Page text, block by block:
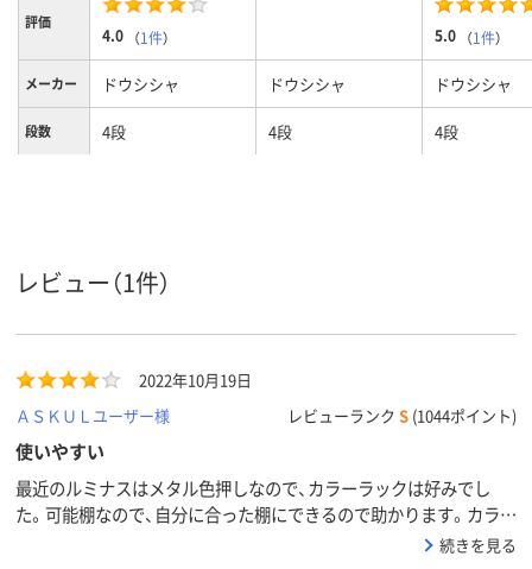
評価
4.0 （1件） 5.0 （1件）
メーカー ドウシシャ ドウシシャ ドウシシャ
段数 4段 4段 4段
商品区分
ラック（セット品／
レビュー（1件）
2022年10月19日
ＡＳＫＵＬユーザー様
レビューランク S (1044ポイント)
使いやすい
最近のルミナスはメタル色押しなので、カラーラックは好みでし
た。可能棚なので、自分に合った棚にできるので助かります。カラー
続きを見る